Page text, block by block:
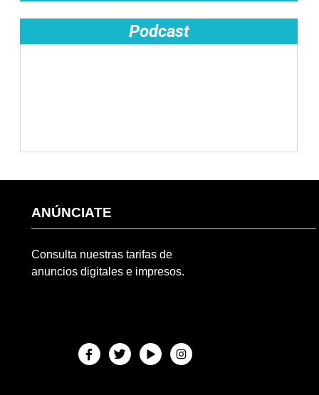
Podcast
ANÚNCIATE
Consulta nuestras tarifas de
anuncios digitales e impresos.